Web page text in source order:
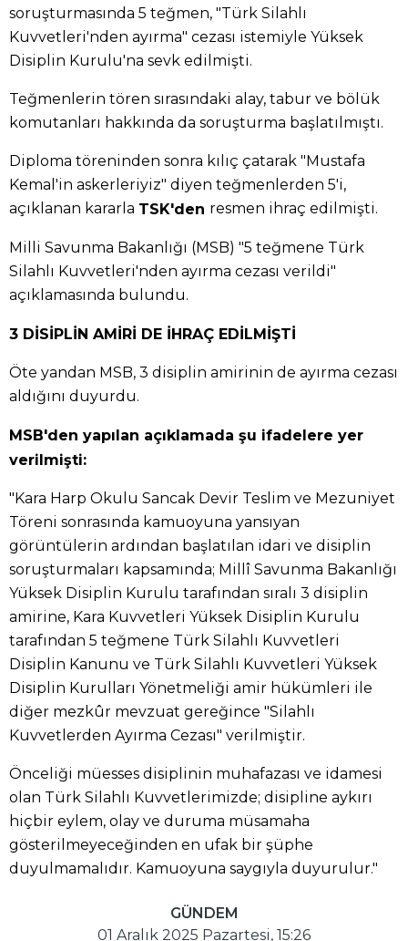
soruşturmasında 5 teğmen, "Türk Silahlı
Kuvvetleri'nden ayırma" cezası istemiyle Yüksek
Disiplin Kurulu'na sevk edilmişti.
Teğmenlerin tören sırasındaki alay, tabur ve bölük
komutanları hakkında da soruşturma başlatılmıştı.
Diploma töreninden sonra kılıç çatarak "Mustafa
Kemal'in askerleriyiz" diyen teğmenlerden 5'i,
açıklanan kararla TSK'den resmen ihraç edilmişti.
Milli Savunma Bakanlığı (MSB) "5 teğmene Türk
Silahlı Kuvvetleri'nden ayırma cezası verildi"
açıklamasında bulundu.
3 DİSİPLİN AMİRİ DE İHRAÇ EDİLMİŞTİ
Öte yandan MSB, 3 disiplin amirinin de ayırma cezası
aldığını duyurdu.
MSB'den yapılan açıklamada şu ifadelere yer
verilmişti:
"Kara Harp Okulu Sancak Devir Teslim ve Mezuniyet
Töreni sonrasında kamuoyuna yansıyan
görüntülerin ardından başlatılan idari ve disiplin
soruşturmaları kapsamında; Millî Savunma Bakanlığı
Yüksek Disiplin Kurulu tarafından sıralı 3 disiplin
amirine, Kara Kuvvetleri Yüksek Disiplin Kurulu
tarafından 5 teğmene Türk Silahlı Kuvvetleri
Disiplin Kanunu ve Türk Silahlı Kuvvetleri Yüksek
Disiplin Kurulları Yönetmeliği amir hükümleri ile
diğer mezkûr mevzuat gereğince "Silahlı
Kuvvetlerden Ayırma Cezası" verilmiştir.
Önceliği müesses disiplinin muhafazası ve idamesi
olan Türk Silahlı Kuvvetlerimizde; disipline aykırı
hiçbir eylem, olay ve duruma müsamaha
gösterilmeyeceğinden en ufak bir şüphe
duyulmamalıdır. Kamuoyuna saygıyla duyurulur."
GÜNDEM
01 Aralık 2025 Pazartesi, 15:26